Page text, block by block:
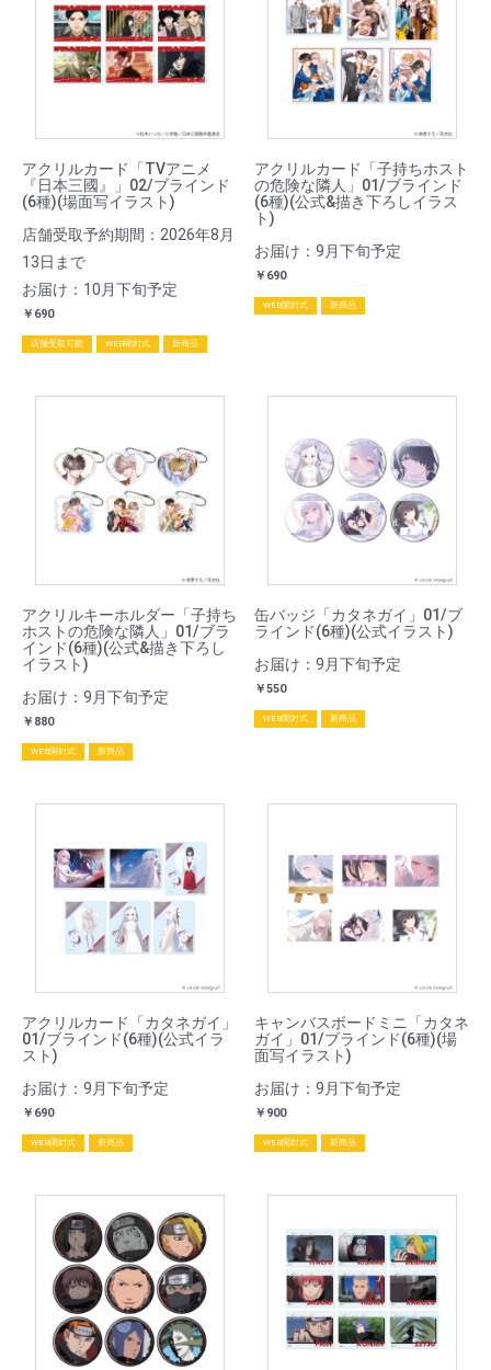
アクリルカード「TVアニメ
『日本三國』」02/ブラインド
(6種)(場面写イラスト)
店舗受取予約期間：2026年8月
13日まで
お届け：10月下旬予定
￥690
店舗受取可能 WEB開封式 新商品
アクリルカード「子持ちホスト
の危険な隣人」01/ブラインド
(6種)(公式&描き下ろしイラス
ト)
お届け：9月下旬予定
￥690
WEB開封式 新商品
アクリルキーホルダー「子持ち
ホストの危険な隣人」01/ブラ
インド(6種)(公式&描き下ろし
イラスト)
お届け：9月下旬予定
￥880
WEB開封式 新商品
缶バッジ「カタネガイ」01/ブ
ラインド(6種)(公式イラスト)
お届け：9月下旬予定
￥550
WEB開封式 新商品
アクリルカード「カタネガイ」
01/ブラインド(6種)(公式イラ
スト)
お届け：9月下旬予定
￥690
WEB開封式 新商品
キャンバスボードミニ「カタネ
ガイ」01/ブラインド(6種)(場
面写イラスト)
お届け：9月下旬予定
￥900
WEB開封式 新商品